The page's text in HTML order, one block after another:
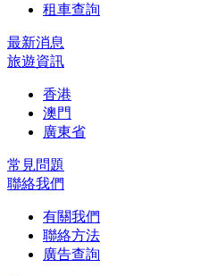
租車查詢
最新消息
旅遊資訊
香港
澳門
廣東省
常見問題
聯絡我們
有關我們
聯絡方法
廣告查詢